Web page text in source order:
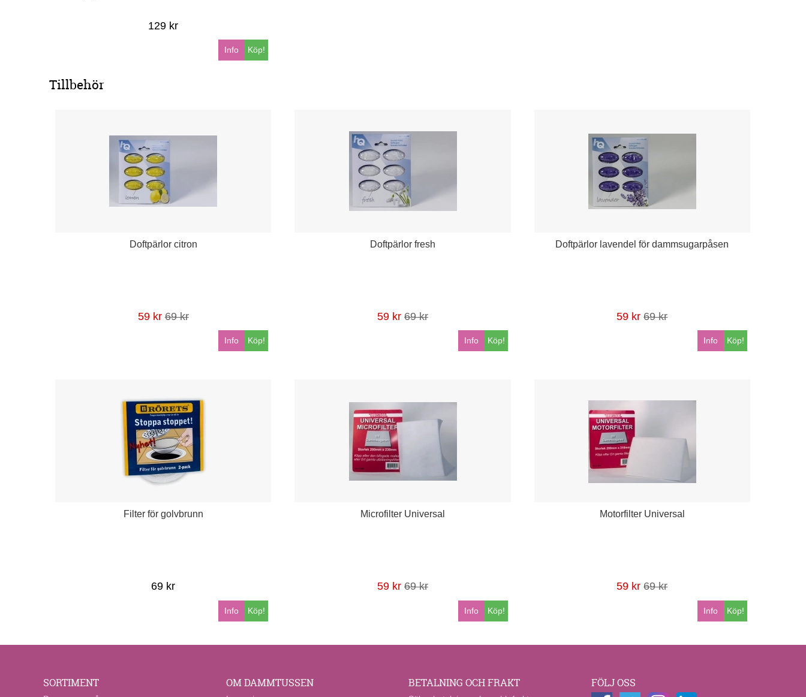
129 kr
Köp!
Info
Tillbehör
Doftpärlor citron
59 kr 69 kr
Köp!
Info
Doftpärlor fresh
59 kr 69 kr
Köp!
Info
Doftpärlor lavendel för dammsugarpåsen
59 kr 69 kr
Köp!
Info
Filter för golvbrunn
69 kr
Köp!
Info
Microfilter Universal
59 kr 69 kr
Köp!
Info
Motorfilter Universal
59 kr 69 kr
Köp!
Info
SORTIMENT OM DAMMTUSSEN BETALNING OCH FRAKT FÖLJ OSS